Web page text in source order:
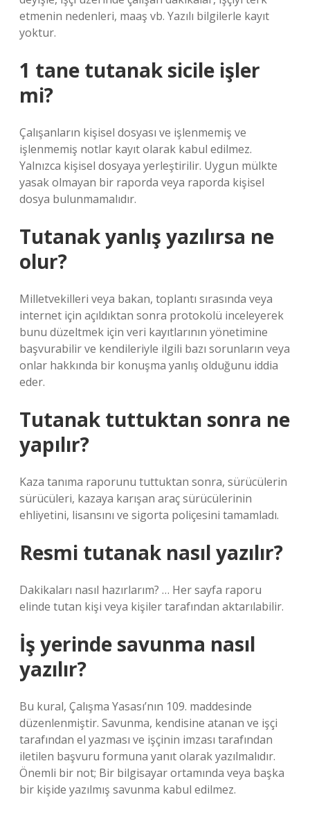
etmenin nedenleri, maaş vb. Yazılı bilgilerle kayıt
yoktur.
1 tane tutanak sicile işler
mi?
Çalışanların kişisel dosyası ve işlenmemiş ve
işlenmemiş notlar kayıt olarak kabul edilmez.
Yalnızca kişisel dosyaya yerleştirilir. Uygun mülkte
yasak olmayan bir raporda veya raporda kişisel
dosya bulunmamalıdır.
Tutanak yanlış yazılırsa ne
olur?
Milletvekilleri veya bakan, toplantı sırasında veya
internet için açıldıktan sonra protokolü inceleyerek
bunu düzeltmek için veri kayıtlarının yönetimine
başvurabilir ve kendileriyle ilgili bazı sorunların veya
onlar hakkında bir konuşma yanlış olduğunu iddia
eder.
Tutanak tuttuktan sonra ne
yapılır?
Kaza tanıma raporunu tuttuktan sonra, sürücülerin
sürücüleri, kazaya karışan araç sürücülerinin
ehliyetini, lisansını ve sigorta poliçesini tamamladı.
Resmi tutanak nasıl yazılır?
Dakikaları nasıl hazırlarım? … Her sayfa raporu
elinde tutan kişi veya kişiler tarafından aktarılabilir.
İş yerinde savunma nasıl
yazılır?
Bu kural, Çalışma Yasası’nın 109. maddesinde
düzenlenmiştir. Savunma, kendisine atanan ve işçi
tarafından el yazması ve işçinin imzası tarafından
iletilen başvuru formuna yanıt olarak yazılmalıdır.
Önemli bir not; Bir bilgisayar ortamında veya başka
bir kişide yazılmış savunma kabul edilmez.